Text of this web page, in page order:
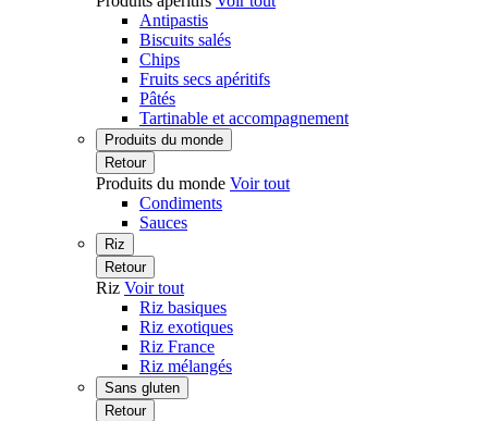
Antipastis
Biscuits salés
Chips
Fruits secs apéritifs
Pâtés
Tartinable et accompagnement
Produits du monde
Retour
Produits du monde Voir tout
Condiments
Sauces
Riz
Retour
Riz Voir tout
Riz basiques
Riz exotiques
Riz France
Riz mélangés
Sans gluten
Retour